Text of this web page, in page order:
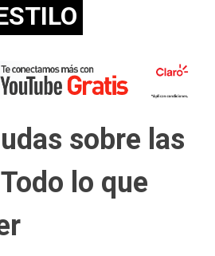
sobre las
lo que